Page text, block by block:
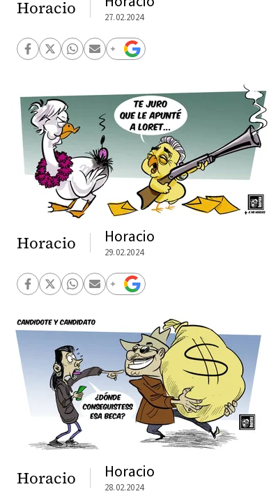
Horacio 27.02.2024
Horacio Horacio
29.02.2024
Horacio Horacio
28.02.2024